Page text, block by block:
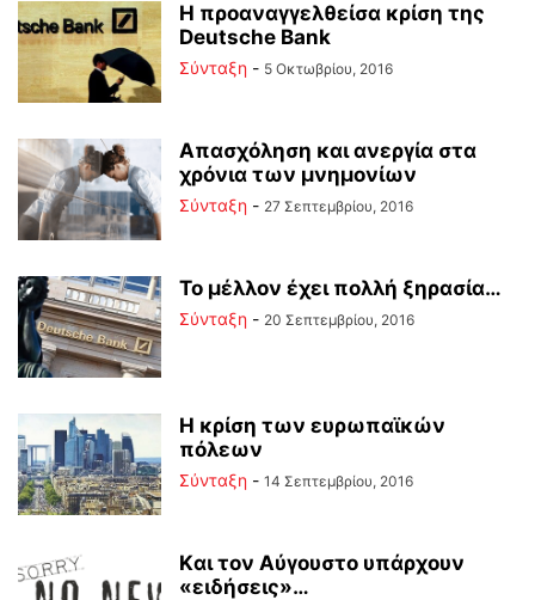
Η προαναγγελθείσα κρίση της
Deutsche Bank
Σύνταξη - 5 Οκτωβρίου, 2016
Απασχόληση και ανεργία στα
χρόνια των μνημονίων
Σύνταξη - 27 Σεπτεμβρίου, 2016
To μέλλον έχει πολλή ξηρασία…
Σύνταξη - 20 Σεπτεμβρίου, 2016
H κρίση των ευρωπαϊκών
πόλεων
Σύνταξη - 14 Σεπτεμβρίου, 2016
Kαι τον Αύγουστο υπάρχουν
«ειδήσεις»…